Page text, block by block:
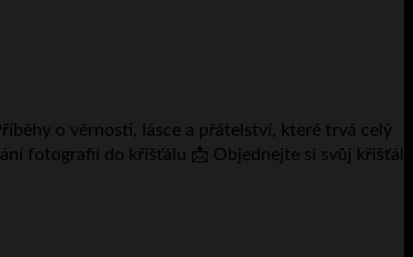
o věrnosti, lásce a přátelství, které trvá celý
fotografií do křišťálu 📩 Objednejte si svůj křišťál